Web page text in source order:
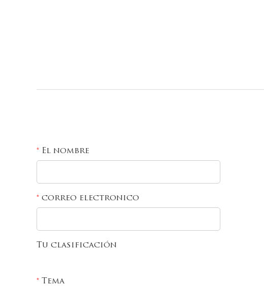
* El nombre
* correo electronico
Tu clasificación
* Tema